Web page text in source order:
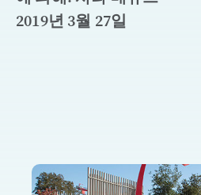
2019년 3월 27일